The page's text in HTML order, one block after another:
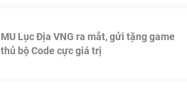
MU Lục Địa VNG ra mắt, gửi tặng game
thủ bộ Code cực giá trị